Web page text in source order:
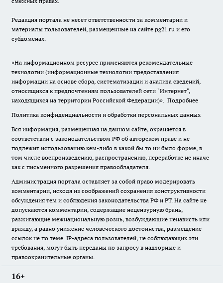
Редакция портала не несет ответственности за комментарии и
материалы пользователей, размещенные на сайте pg21.ru и его
субдоменах.
«На информационном ресурсе применяются рекомендательные
технологии (информационные технологии предоставления
информации на основе сбора, систематизации и анализа сведений,
относящихся к предпочтениям пользователей сети "Интернет",
находящихся на территории Российской Федерации)». Подробнее
Политика конфиденциальности и обработки персональных данных
Вся информация, размещенная на данном сайте, охраняется в
соответствии с законодательством РФ об авторском праве и не
подлежит использованию кем-либо в какой бы то ни было форме, в
том числе воспроизведению, распространению, переработке не иначе
как с письменного разрешения правообладателя.
Администрация портала оставляет за собой право модерировать
комментарии, исходя из соображений сохранения конструктивности
обсуждения тем и соблюдения законодательства РФ и РТ. На сайте не
допускаются комментарии, содержащие нецензурную брань,
разжигающие межнациональную рознь, возбуждающие ненависть или
вражду, а равно унижение человеческого достоинства, размещение
ссылок не по теме. IP-адреса пользователей, не соблюдающих эти
требования, могут быть переданы по запросу в надзорные и
правоохранительные органы.
16+